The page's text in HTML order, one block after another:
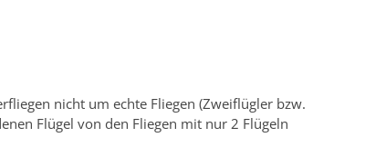
nicht um echte Fliegen (Zweiflügler bzw.
Flügel von den Fliegen mit nur 2 Flügeln